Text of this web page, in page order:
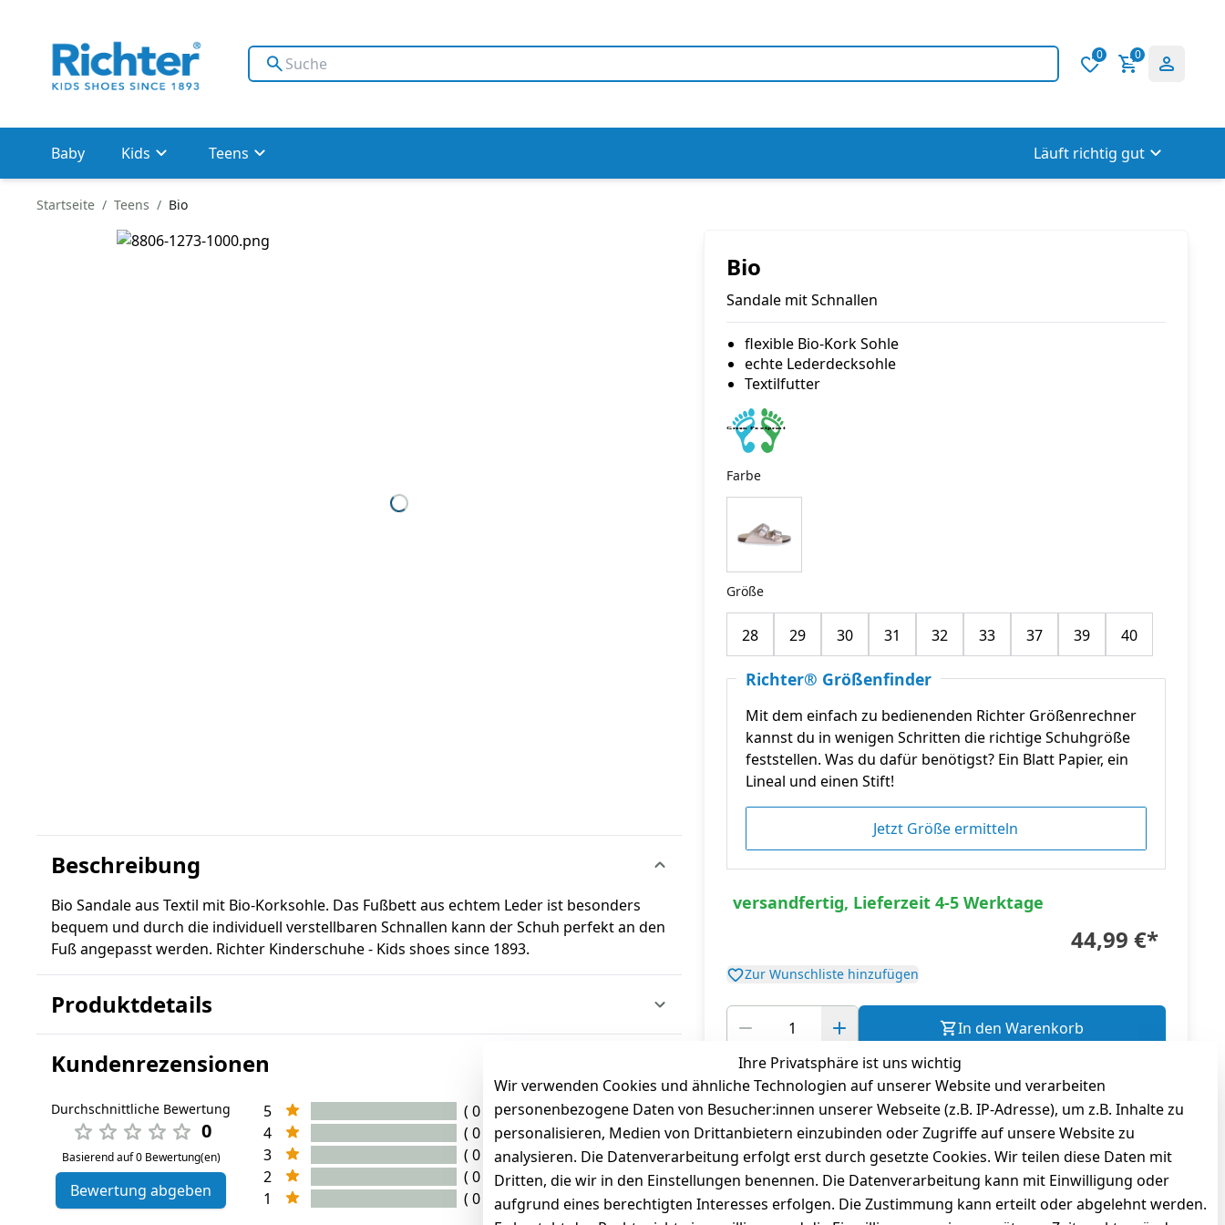
0 0
Baby Kids Teens Läuft richtig gut
Startseite Teens Bio
Bio
Sandale mit Schnallen
flexible Bio-Kork Sohle
echte Lederdecksohle
Textilfutter
Farbe
Größe
28 29 30 31 32 33 37 39 40
Richter® Größenfinder
Mit dem einfach zu bedienenden Richter Größenrechner
kannst du in wenigen Schritten die richtige Schuhgröße
feststellen. Was du dafür benötigst? Ein Blatt Papier, ein
Lineal und einen Stift!
Jetzt Größe ermitteln
versandfertig, Lieferzeit 4-5 Werktage
44,99 €*
Zur Wunschliste hinzufügen
In den Warenkorb
inkl. ges. MwStzzgl. Versandkosten
Beschreibung
Bio Sandale aus Textil mit Bio-Korksohle. Das Fußbett aus echtem Leder ist besonders
bequem und durch die individuell verstellbaren Schnallen kann der Schuh perfekt an den
Fuß angepasst werden. Richter Kinderschuhe - Kids shoes since 1893.
Produktdetails
Kundenrezensionen
Durchschnittliche Bewertung
0
Basierend auf 0 Bewertung(en)
Bewertung abgeben
5
( 0 )
4
( 0 )
3
( 0 )
2
( 0 )
1
( 0 )
Ihre Privatsphäre ist uns wichtig
Wir verwenden Cookies und ähnliche Technologien auf unserer Website und verarbeiten
personenbezogene Daten von Besucher:innen unserer Webseite (z.B. IP-Adresse), um z.B. Inhalte zu
personalisieren, Medien von Drittanbietern einzubinden oder Zugriffe auf unsere Website zu
analysieren. Die Datenverarbeitung erfolgt erst durch gesetzte Cookies. Wir teilen diese Daten mit
Dritten, die wir in den Einstellungen benennen. Die Datenverarbeitung kann mit Einwilligung oder
aufgrund eines berechtigten Interesses erfolgen. Die Zustimmung kann erteilt oder abgelehnt werden.